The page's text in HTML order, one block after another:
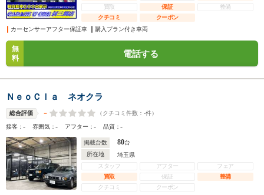
買取
保証
整備
クチコミ
クーポン
カーセンサーアフター保証車
購入プラン付き車両
無
料
電話する
ＮｅｏＣｌａ ネオクラ
総合評価 - （クチコミ件数： -件）
接客：- 雰囲気：- アフター：- 品質：-
掲載台数 80台
所在地
埼玉県
スタッフ
アフター
フェア
買取
保証
整備
クチコミ
クーポン